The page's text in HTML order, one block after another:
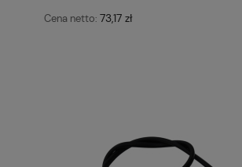
Cena netto: 73,17 zł